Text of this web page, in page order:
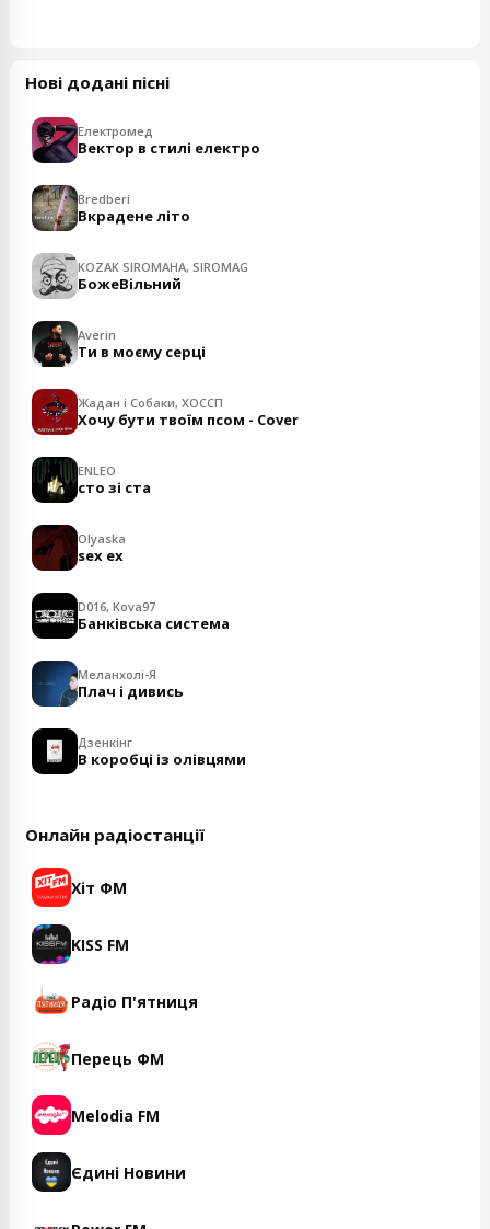
Нові додані пісні
Електромед
Вектор в стилі електро
Bredberi
Вкрадене літо
KOZAK SIROMAHA, SIROMAG
БожеВільний
Averin
Ти в моєму серці
Жадан і Собаки, ХОССП
Хочу бути твоїм псом - Cover
ENLEO
сто зі ста
Olyaska
sex ex
D016, Kova97
Банківська система
Меланхолі-Я
Плач і дивись
Дзенкінг
В коробці із олівцями
Онлайн радіостанції
Хіт ФМ
KISS FM
Радіо П'ятниця
Перець ФМ
Melodia FM
Єдині Новини